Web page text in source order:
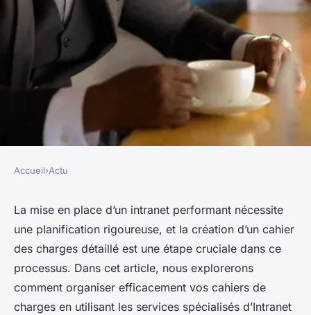
Intranet : Organisez vos
cahiers de charges avec
Intranet Inside
paschal•31 décembre 2023•2 min de lecture
Accueil›Actu
La mise en place d’un intranet performant nécessite
une planification rigoureuse, et la création d’un cahier
des charges détaillé est une étape cruciale dans ce
processus. Dans cet article, nous explorerons
comment organiser efficacement vos cahiers de
charges en utilisant les services spécialisés d’Intranet